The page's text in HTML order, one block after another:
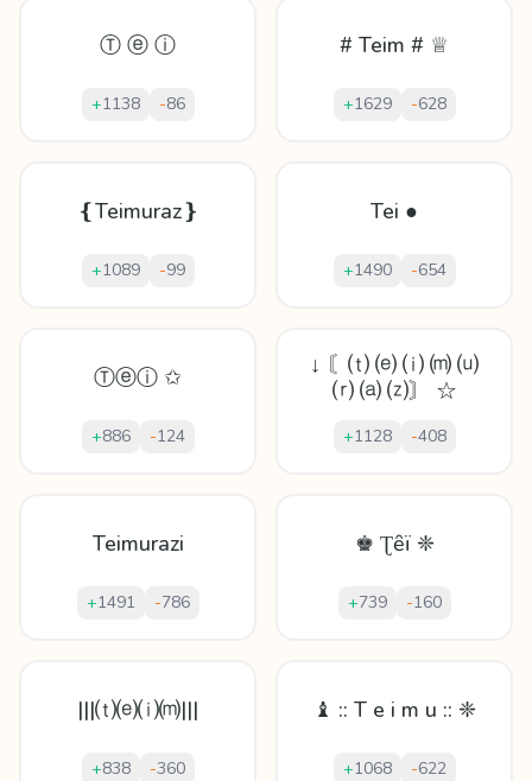
Ⓣ ⓔ ⓘ
+1138 -86
# Teim # ♕
+1629 -628
❴Teimuraz❵
+1089 -99
Tei ●
+1490 -654
Ⓣⓔⓘ ✩
+886 -124
↓ 〘⒯ ⒠ ⒤ ⒨ ⒰
⒭ ⒜ ⒵〙 ☆
+1128 -408
Teimurazi
+1491 -786
♚ Ʈȇï ❈
+739 -160
|||⒯⒠⒤⒨|||
+838 -360
♝ :: T e i m u :: ❈
+1068 -622